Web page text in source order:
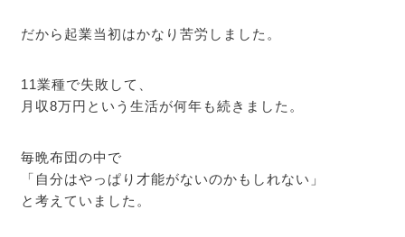
だから起業当初はかなり苦労しました。
11業種で失敗して、
月収8万円という生活が何年も続きました。
毎晩布団の中で
「自分はやっぱり才能がないのかもしれない」
と考えていました。